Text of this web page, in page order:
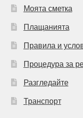
Моята сметка
Плащанията
Правила и
Процедура за
Разгледайте
Транспорт